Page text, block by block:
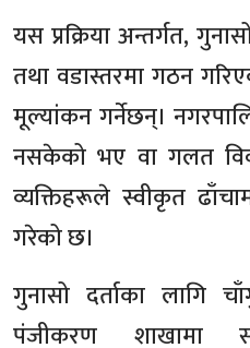
यस प्रक्रिया अन्तर्गत,
तथा वडास्तरमा गठन
मूल्यांकन गर्नेछन्।
नसकेको भए वा गलत
व्यक्तिहरूले स्वीकृत
गरेको छ।
गुनासो दर्ताका लागि
पंजीकरण शाखामा